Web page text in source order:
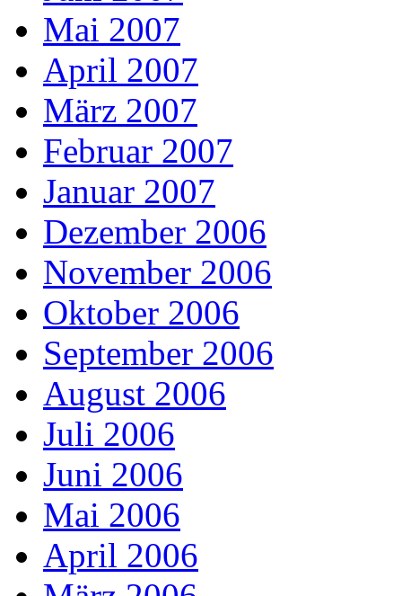
Mai 2007
April 2007
März 2007
Februar 2007
Januar 2007
Dezember 2006
November 2006
Oktober 2006
September 2006
August 2006
Juli 2006
Juni 2006
Mai 2006
April 2006